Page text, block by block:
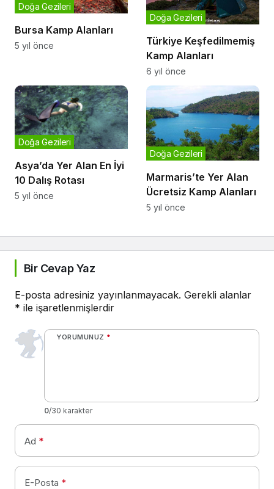
Bursa Kamp Alanları
Doğa Gezileri
5 yıl önce
Türkiye Keşfedilmemiş
Kamp Alanları
Doğa Gezileri
6 yıl önce
Asya’da Yer Alan En İyi
10 Dalış Rotası
Doğa Gezileri
5 yıl önce
Marmaris’te Yer Alan
Ücretsiz Kamp Alanları
Doğa Gezileri
5 yıl önce
Bir Cevap Yaz
E-posta adresiniz yayınlanmayacak. Gerekli alanlar
* ile işaretlenmişlerdir
YORUMUNUZ *
0/30 karakter
Ad *
E-Posta *